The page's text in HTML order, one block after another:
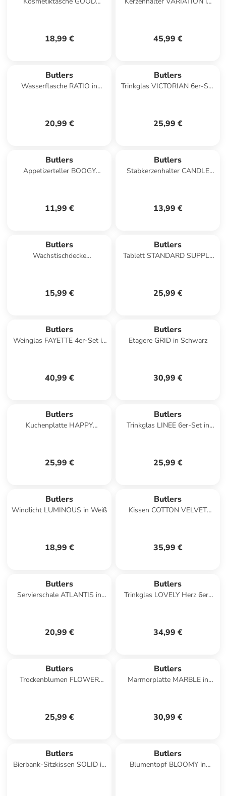
18,99 € 45,99 €
Butlers
Wasserflasche RATIO in
20,99 €
Butlers
Trinkglas VICTORIAN 6er-Set
25,99 €
Butlers
Appetizerteller BOOGY
11,99 €
Butlers
Stabkerzenhalter CANDLE
13,99 €
Butlers
Wachstischdecke
15,99 €
Butlers
Tablett STANDARD SUPPLY
25,99 €
Butlers
Weinglas FAYETTE 4er-Set in
40,99 €
Butlers
Etagere GRID in Schwarz
30,99 €
Butlers
Kuchenplatte HAPPY
25,99 €
Butlers
Trinkglas LINEE 6er-Set in
25,99 €
Butlers
Windlicht LUMINOUS in Weiß
18,99 €
Butlers
Kissen COTTON VELVET
35,99 €
Butlers
Servierschale ATLANTIS in
20,99 €
Butlers
Trinkglas LOVELY Herz 6er-
34,99 €
Butlers
Trockenblumen FLOWER
25,99 €
Butlers
Marmorplatte MARBLE in
30,99 €
Butlers
Bierbank-Sitzkissen SOLID in
Butlers
Blumentopf BLOOMY in